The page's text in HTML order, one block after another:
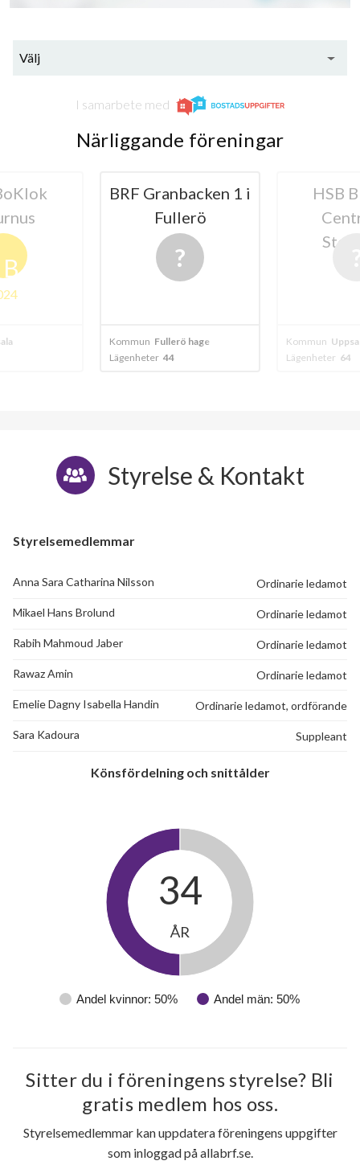
Välj
I samarbete med
Närliggande föreningar
B
BRF Granbacken 1 i
Fullerö
Kommun Fullerö hage
Lägenheter 44
HSB
Kommun
Lägenheter 64
Styrelse & Kontakt
Styrelsemedlemmar
Anna Sara Catharina Nilsson Ordinarie ledamot
Mikael Hans Brolund Ordinarie ledamot
Rabih Mahmoud Jaber Ordinarie ledamot
Rawaz Amin Ordinarie ledamot
Emelie Dagny Isabella Handin Ordinarie ledamot, ordförande
Sara Kadoura Suppleant
Könsfördelning och snittålder
Andel kvinnor: 50% Andel män: 50%
34
ÅR
Sitter du i föreningens styrelse? Bli
gratis medlem hos oss.
Styrelsemedlemmar kan uppdatera föreningens uppgifter
som inloggad på allabrf.se.